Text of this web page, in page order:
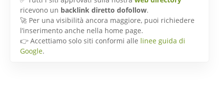
ricevono un backlink diretto dofollow.
🚀 Per una visibilità ancora maggiore, puoi richiedere
l’inserimento anche nella home page.
👉 Accettiamo solo siti conformi alle linee guida di
Google.